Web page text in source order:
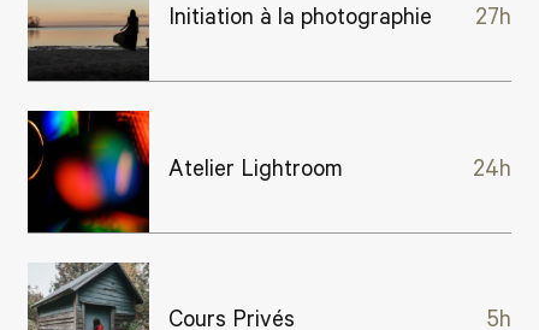
Initiation à la photographie 27h
Atelier Lightroom 24h
Cours Privés 5h